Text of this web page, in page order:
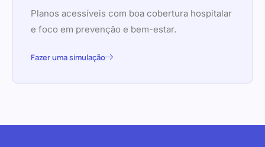
Planos acessíveis com boa cobertura hospitalar
e foco em prevenção e bem-estar.
Fazer uma simulação